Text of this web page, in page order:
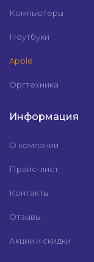
Компьютеры
Ноутбуки
Apple
Оргтехника
Информация
О компании
Прайс-лист
Контакты
Отзывы
Акции и скидки